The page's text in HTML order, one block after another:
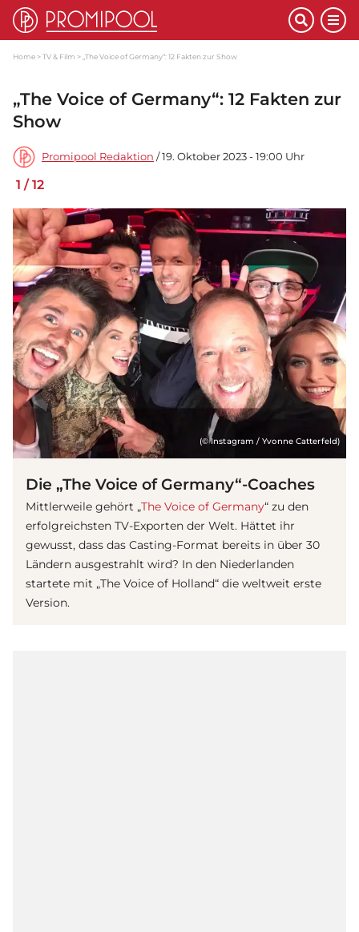
Home TV & Film „The Voice of Germany“: 12 Fakten zur Show
„The Voice of Germany“: 12 Fakten zur
Show
Promipool Redaktion / 19. Oktober 2023 - 19:00 Uhr
1 /12
(© Instagram / Yvonne Catterfeld)
Die „The Voice of Germany“-Coaches
Mittlerweile gehört „The Voice of Germany“ zu den
erfolgreichsten TV-Exporten der Welt. Hättet ihr
gewusst, dass das Casting-Format bereits in über 30
Ländern ausgestrahlt wird? In den Niederlanden
startete mit „The Voice of Holland“ die weltweit erste
Version.